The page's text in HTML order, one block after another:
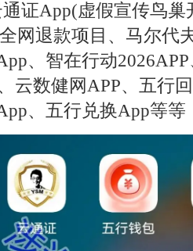
证App(虚假宣传鸟
网退款项目、马尔代
、智在行动
云数健网APP、五行
、五行兑换App等等